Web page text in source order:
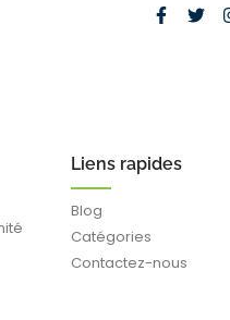
Liens rapides
Blog
Catégories
Contactez-nous